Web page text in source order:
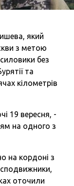
який
з метою
без
та
кілометрів
19 вересня, -
на одного з
на кордоні з
оточили